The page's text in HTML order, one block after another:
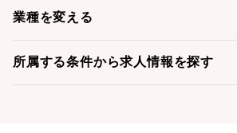
業種を変える
所属する条件から求人情報を探す